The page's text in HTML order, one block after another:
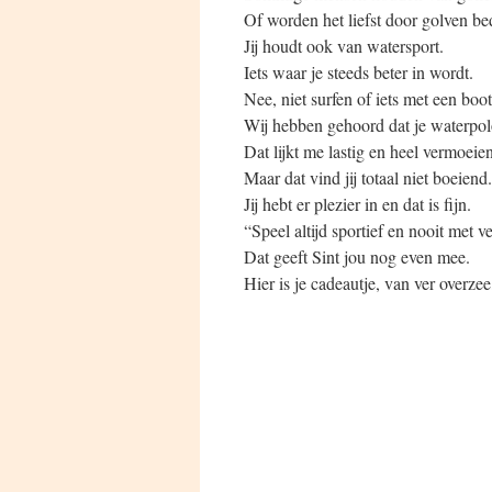
Of worden het liefst door golven
Jij houdt ook van watersport.
Iets waar je steeds beter in wordt.
Nee, niet surfen of iets met een
Wij hebben gehoord dat je
Dat lijkt me lastig en heel
Maar dat vind jij totaal niet boeiend.
Jij hebt er plezier in en dat is fijn.
“Speel altijd sportief en nooit met
Dat geeft Sint jou nog even mee.
Hier is je cadeautje, van ver